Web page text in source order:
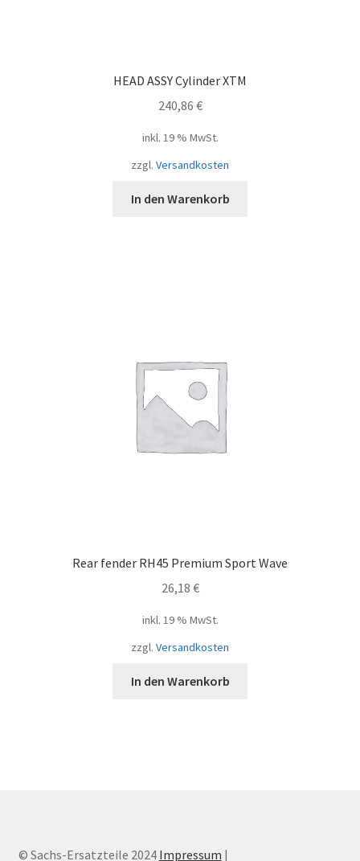
HEAD ASSY Cylinder XTM
240,86 €
inkl. 19 % MwSt.
zzgl. Versandkosten
In den Warenkorb
Rear fender RH45 Premium Sport Wave
26,18 €
inkl. 19 % MwSt.
zzgl. Versandkosten
In den Warenkorb
© Sachs-Ersatzteile 2024 Impressum |